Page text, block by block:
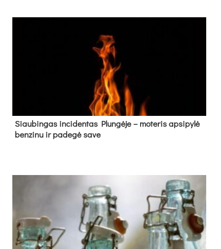
Siau­bin­gas in­ci­den­tas Plun­gė­je – mo­te­ris ap­si­py­lė
ben­zi­nu ir pa­de­gė sa­ve